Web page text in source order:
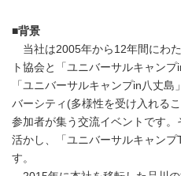
■背景
当社は2005年から12年間にわ
ト協会と「ユニバーサルキャン
「ユニバーサルキャンプin八丈
バーシティ(多様性を受け入れる
参加者が集う交流イベントです
活かし、「ユニバーサルキャン
す。